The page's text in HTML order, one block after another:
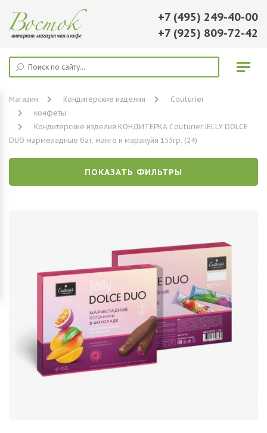
+7 (495) 249-40-00
+7 (925) 809-72-42
Магазин Кондитерские изделия
Couturier
конфеты
Кондитерские изделия КОНДИТЕРКА Couturier JELLY DOLCE
DUO мармеладные бат. манго и маракуйя 155гр. (24)
ПОКАЗАТЬ ФИЛЬТРЫ